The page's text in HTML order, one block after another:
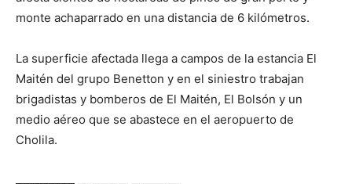
monte achaparrado en una distancia de 6 kilómetros.
La superficie afectada llega a campos de la estancia El
Maitén del grupo Benetton y en el siniestro trabajan
brigadistas y bomberos de El Maitén, El Bolsón y un
medio aéreo que se abastece en el aeropuerto de
Cholila.